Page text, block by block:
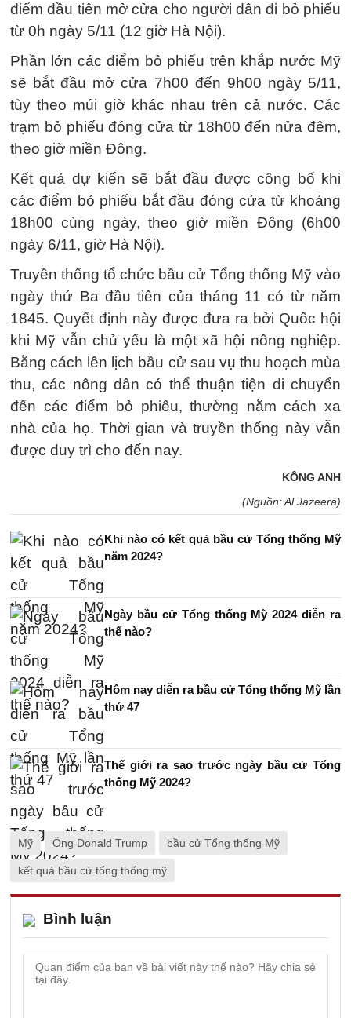
điểm đầu tiên mở cửa cho người dân đi bỏ phiếu
từ 0h ngày 5/11 (12 giờ Hà Nội).
Phần lớn các điểm bỏ phiếu trên khắp nước Mỹ
sẽ bắt đầu mở cửa 7h00 đến 9h00 ngày 5/11,
tùy theo múi giờ khác nhau trên cả nước. Các
trạm bỏ phiếu đóng cửa từ 18h00 đến nửa đêm,
theo giờ miền Đông.
Kết quả dự kiến ​​sẽ bắt đầu được công bố khi
các điểm bỏ phiếu bắt đầu đóng cửa từ khoảng
18h00 cùng ngày, theo giờ miền Đông (6h00
ngày 6/11, giờ Hà Nội).
Truyền thống tổ chức bầu cử Tổng thống Mỹ vào
ngày thứ Ba đầu tiên của tháng 11 có từ năm
1845. Quyết định này được đưa ra bởi Quốc hội
khi Mỹ vẫn chủ yếu là một xã hội nông nghiệp.
Bằng cách lên lịch bầu cử sau vụ thu hoạch mùa
thu, các nông dân có thể thuận tiện di chuyển
đến các điểm bỏ phiếu, thường nằm cách xa
nhà của họ. Thời gian và truyền thống này vẫn
được duy trì cho đến nay.
KÔNG ANH
(Nguồn: Al Jazeera)
Khi nào có kết quả bầu cử Tổng thống Mỹ
năm 2024?
Ngày bầu cử Tổng thống Mỹ 2024 diễn ra
thế nào?
Hôm nay diễn ra bầu cử Tổng thống Mỹ lần
thứ 47
Thế giới ra sao trước ngày bầu cử Tổng
thống Mỹ 2024?
Mỹ Ông Donald Trump bầu cử Tổng thống Mỹ
kết quả bầu cử tổng thống mỹ
Bình luận